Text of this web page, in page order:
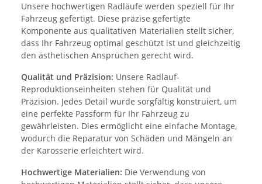
Unsere hochwertigen Radläufe werden speziell für Ihr
Fahrzeug gefertigt. Diese präzise gefertigte
Komponente aus qualitativen Materialien stellt sicher,
dass Ihr Fahrzeug optimal geschützt ist und gleichzeitig
den ästhetischen Ansprüchen gerecht wird.
Qualität und Präzision: Unsere Radlauf-
Reproduktionseinheiten stehen für Qualität und
Präzision. Jedes Detail wurde sorgfältig konstruiert, um
eine perfekte Passform für Ihr Fahrzeug zu
gewährleisten. Dies ermöglicht eine einfache Montage,
wodurch die Reparatur von Schäden und Mängeln an
der Karosserie erleichtert wird.
Hochwertige Materialien: Die Verwendung von